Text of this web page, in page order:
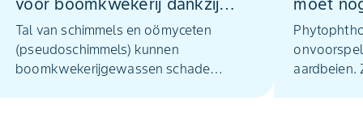
nieuwe toelatingen
Tal van schimmels en oömyceten
(pseudoschimmels) kunnen
boomkwekerijgewassen schade
komen
aardbeien.